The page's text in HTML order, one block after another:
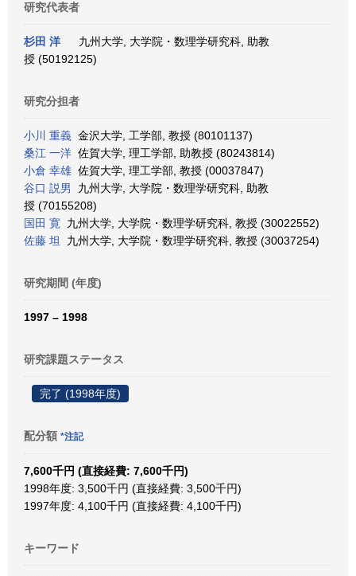
研究代表者
杉田 洋
九州大学, 大学院・数理学研究科, 助教
授 (50192125)
研究分担者
小川 重義 金沢大学, 工学部, 教授 (80101137)
桑江 一洋 佐賀大学, 理工学部, 助教授 (80243814)
小倉 幸雄 佐賀大学, 理工学部, 教授 (00037847)
谷口 説男
九州大学, 大学院・数理学研究科, 助教
授 (70155208)
国田 寛 九州大学, 大学院・数理学研究科, 教授 (30022552)
佐藤 坦
九州大学, 大学院・数理学研究科, 教授 (30037254)
研究期間 (年度)
1997 – 1998
研究課題ステータス
完了 (1998年度)
配分額 *注記
7,600千円 (直接経費: 7,600千円)
1998年度: 3,500千円 (直接経費: 3,500千円)
1997年度: 4,100千円 (直接経費: 4,100千円)
キーワード